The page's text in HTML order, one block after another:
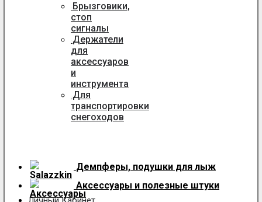
Брызговики,
стоп
сигналы
Держатели
для
аксессуаров
и
инструмента
Для
транспортировки
снегоходов
Демпферы, подушки для лыж
Аксессуары и полезные штуки